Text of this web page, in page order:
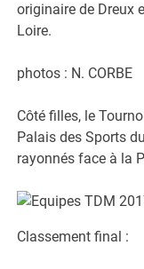
originaire de Dreux
Loire.
photos : N. CORBE
Côté filles, le
Palais des Sports
rayonnés face à la
Classement final :